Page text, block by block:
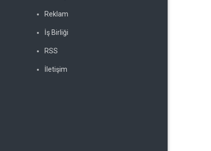
Reklam
İş Birliği
RSS
İletişim